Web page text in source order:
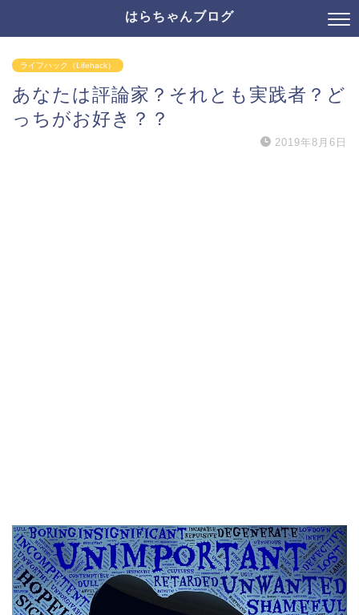
はらちゃんブログ
ライフハック（Lifehack）
あなたは評論家？それとも実践者？ど
っちがお好き？？
2019年8月6日